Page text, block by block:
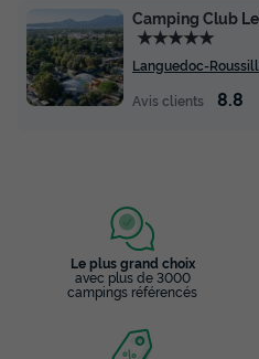
Camping Club
★★★★★
Languedoc-
Avis clients
8.8
Le plus grand choix
avec plus de 3000
campings référencés